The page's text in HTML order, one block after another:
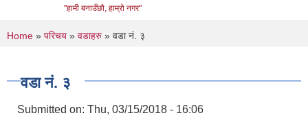
"हामी बनाउँछौ, हाम्रो नगर"
You are here
Home » परिचय » वडाहरु » वडा नं. ३
वडा नं. ३
Submitted on: Thu, 03/15/2018 - 16:06